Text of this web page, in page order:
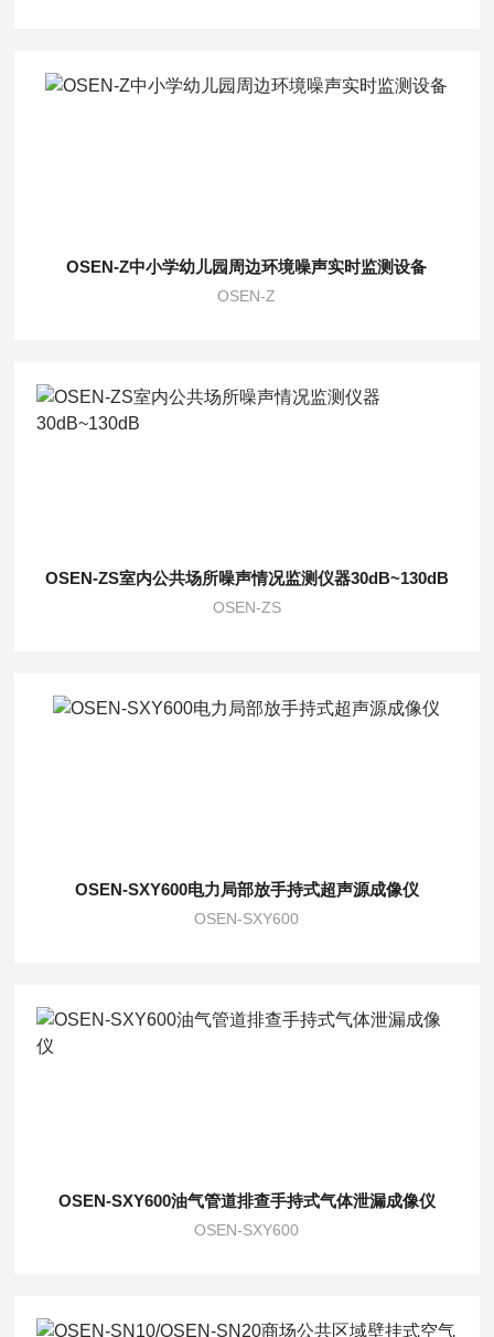
OSEN-Z中小学幼儿园周边环境噪声实时监测设备
OSEN-Z
OSEN-ZS室内公共场所噪声情况监测仪器30dB~130dB
OSEN-ZS
OSEN-SXY600电力局部放手持式超声源成像仪
OSEN-SXY600
OSEN-SXY600油气管道排查手持式气体泄漏成像仪
OSEN-SXY600